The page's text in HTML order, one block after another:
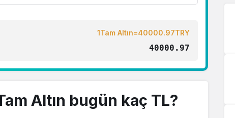
1Tam Altın=40000.97TRY
40000.97
Altın bugün kaç TL?